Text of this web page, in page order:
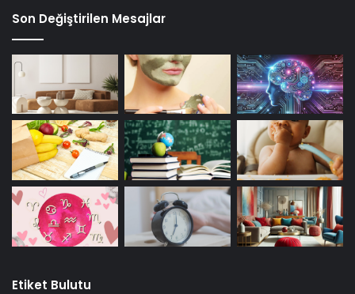
Son Değiştirilen Mesajlar
Etiket Bulutu